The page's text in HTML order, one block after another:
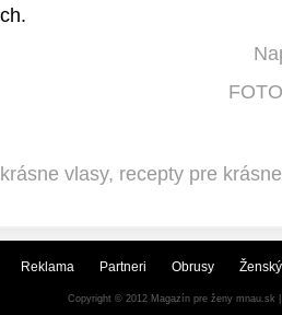
krásne vlasy, recepty pre
Reklama Partneri Obrusy
Copyright © 2012 Magazín pre ženy mnau.sk